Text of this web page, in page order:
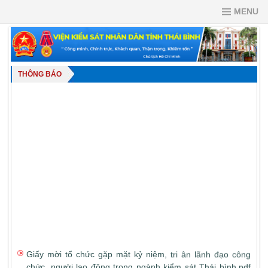
MENU
THÔNG BÁO
chức, người lao động trong ngành kiểm sát Thái bình.pdf